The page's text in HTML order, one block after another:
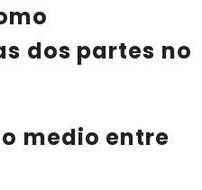
dos partes no
medio entre